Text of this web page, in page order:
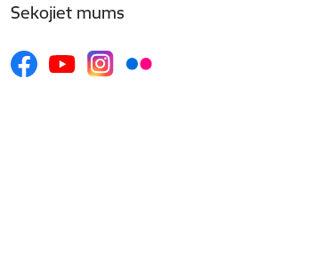
Sekojiet mums